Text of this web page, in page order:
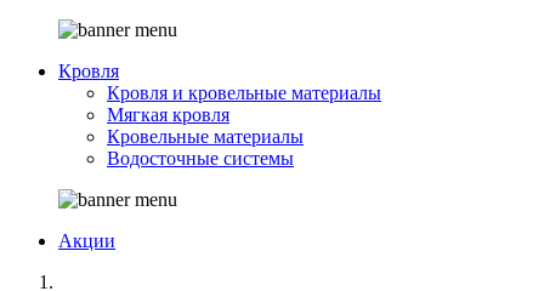
Кровля
Кровля и кровельные материалы
Мягкая кровля
Кровельные материалы
Водосточные системы
Акции